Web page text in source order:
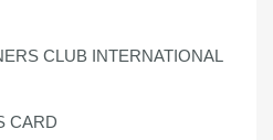
CLUB INTERNATIONAL
CARD